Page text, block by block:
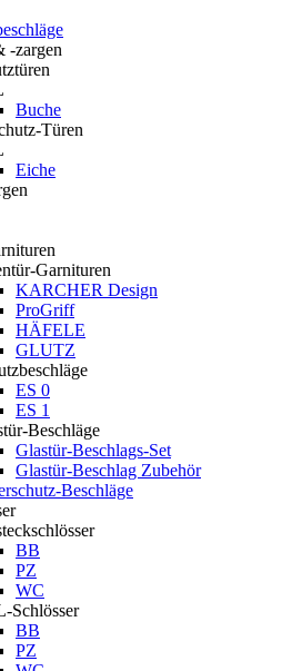
-zargen
Buche
Türen
Eiche
Garnituren
KARCHER Design
ProGriff
HÄFELE
GLUTZ
ES 0
ES 1
Beschläge
Glastür-Beschlags-Set
Glastür-Beschlag Zubehör
Beschläge
BB
PZ
WC
Schlösser
BB
PZ